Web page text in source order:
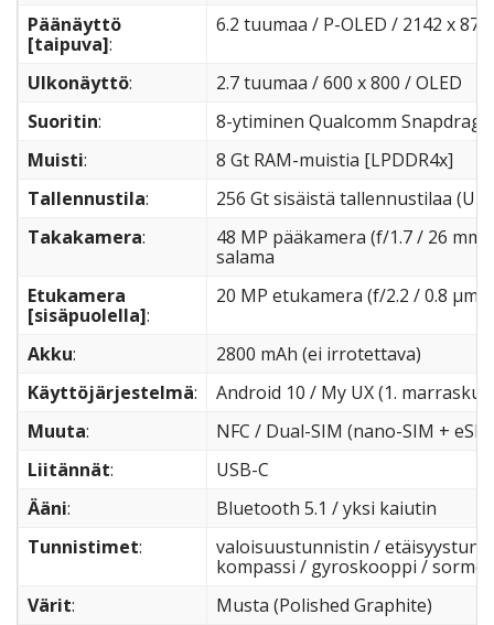
Päänäyttö
[taipuva]:
6.2 tuumaa / P-OLED / 2142 x
Ulkonäyttö:
2.7 tuumaa / 600 x 800 / OLED
Suoritin:
8-ytiminen Qualcomm
Muisti:
8 Gt RAM-muistia [LPDDR4x]
Tallennustila:
256 Gt sisäistä tallennustilaa
Takakamera:
48 MP pääkamera (f/1.7 / 26 mm
salama
Etukamera
[sisäpuolella]:
20 MP etukamera (f/2.2 / 0.8 µm)
Akku:
2800 mAh (ei irrotettava)
Käyttöjärjestelmä:
Android 10 / My UX (1.
Muuta:
NFC / Dual-SIM (nano-SIM +
Liitännät:
USB-C
Ääni:
Bluetooth 5.1 / yksi kaiutin
Tunnistimet:
valoisuustunnistin /
kompassi / gyroskooppi /
Värit:
Musta (Polished Graphite)